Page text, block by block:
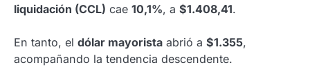
liquidación (CCL) cae 10,1%, a $1.408,41.
En tanto, el dólar mayorista abrió a $1.355,
acompañando la tendencia descendente.